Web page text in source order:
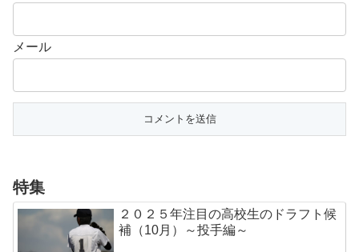
メール
特集
２０２５年注目の高校生のドラフト候
補（10月）～投手編～